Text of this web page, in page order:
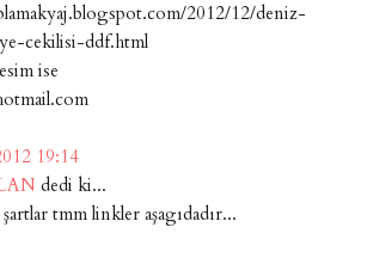
2012/12/deniz-
cekilisi-ddf.html
ise
19:14
dedi ki...
tmm linkler aşagıdadır...